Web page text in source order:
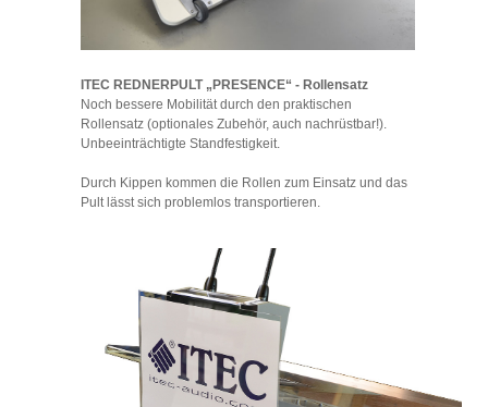
ITEC REDNERPULT „PRESENCE“ - Rollensatz
Noch bessere Mobilität durch den praktischen
Rollensatz (optionales Zubehör, auch nachrüstbar!).
Unbeeinträchtigte Standfestigkeit.
Durch Kippen kommen die Rollen zum Einsatz und das
Pult lässt sich problemlos transportieren.